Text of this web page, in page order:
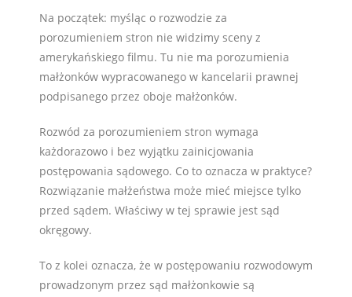
Na początek: myśląc o rozwodzie za
porozumieniem stron nie widzimy sceny z
amerykańskiego filmu. Tu nie ma porozumienia
małżonków wypracowanego w kancelarii prawnej
podpisanego przez oboje małżonków.
Rozwód za porozumieniem stron wymaga
każdorazowo i bez wyjątku zainicjowania
postępowania sądowego. Co to oznacza w praktyce?
Rozwiązanie małżeństwa może mieć miejsce tylko
przed sądem. Właściwy w tej sprawie jest sąd
okręgowy.
To z kolei oznacza, że w postępowaniu rozwodowym
prowadzonym przez sąd małżonkowie są